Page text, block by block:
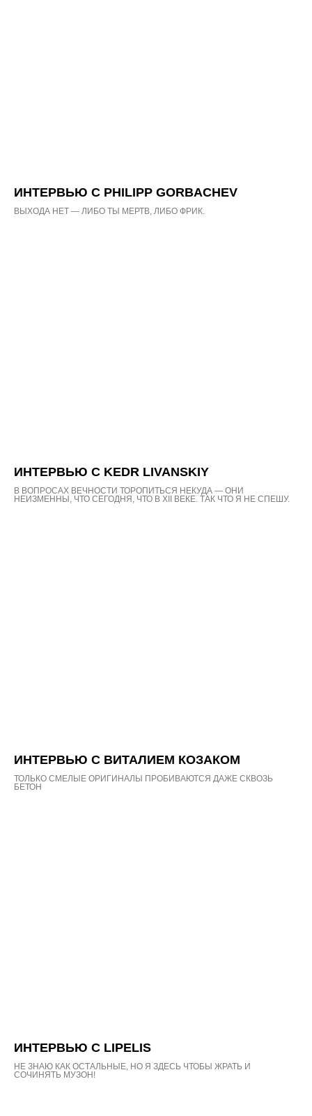
ИНТЕРВЬЮ С PHILIPP GORBACHEV
ВЫХОДА НЕТ — ЛИБО ТЫ МЕРТВ, ЛИБО ФРИК.
ИНТЕРВЬЮ С KEDR LIVANSKIY
В ВОПРОСАХ ВЕЧНОСТИ ТОРОПИТЬСЯ НЕКУДА — ОНИ
НЕИЗМЕННЫ, ЧТО СЕГОДНЯ, ЧТО В XII ВЕКЕ. ТАК ЧТО Я НЕ СПЕШУ.
ИНТЕРВЬЮ С ВИТАЛИЕМ КОЗАКОМ
ТОЛЬКО СМЕЛЫЕ ОРИГИНАЛЫ ПРОБИВАЮТСЯ ДАЖЕ СКВОЗЬ
БЕТОН
ИНТЕРВЬЮ С LIPELIS
НЕ ЗНАЮ КАК ОСТАЛЬНЫЕ, НО Я ЗДЕСЬ ЧТОБЫ ЖРАТЬ И
СОЧИНЯТЬ МУЗОН!